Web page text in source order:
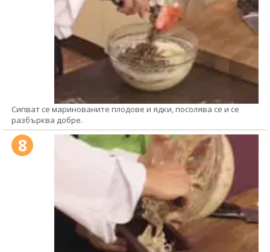
Сипват се маринованите плодове и ядки, посолява се и се
разбърква добре.
8